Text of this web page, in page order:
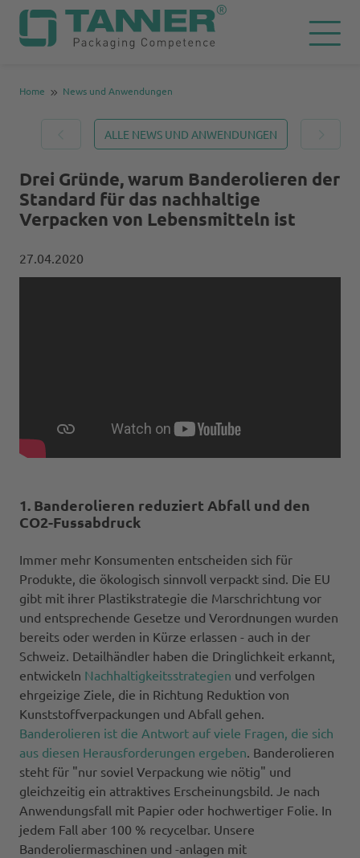
Home News und Anwendungen
ALLE NEWS UND ANWENDUNGEN
Drei Gründe, warum Banderolieren der
Standard für das nachhaltige
Verpacken von Lebensmitteln ist
27.04.2020
1. Banderolieren reduziert Abfall und den
CO2-Fussabdruck
Immer mehr Konsumenten entscheiden sich für
Produkte, die ökologisch sinnvoll verpackt sind. Die EU
gibt mit ihrer Plastikstrategie die Marschrichtung vor
und entsprechende Gesetze und Verordnungen wurden
bereits oder werden in Kürze erlassen - auch in der
Schweiz. Detailhändler haben die Dringlichkeit erkannt,
entwickeln Nachhaltigkeitsstrategien und verfolgen
ehrgeizige Ziele, die in Richtung Reduktion von
Kunststoffverpackungen und Abfall gehen.
Banderolieren ist die Antwort auf viele Fragen, die sich
aus diesen Herausforderungen ergeben . Banderolieren
steht für "nur soviel Verpackung wie nötig" und
gleichzeitig ein attraktives Erscheinungsbild. Je nach
Anwendungsfall mit Papier oder hochwertiger Folie. In
jedem Fall aber 100 % recycelbar. Unsere
Banderoliermaschinen und -anlagen mit